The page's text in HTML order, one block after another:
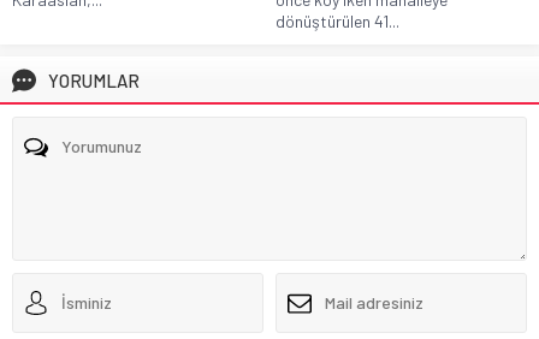
dönüştürülen 41...
YORUMLAR